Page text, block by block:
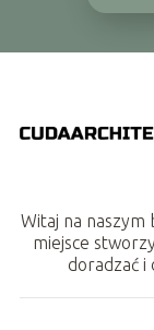
Witaj na naszym
miejsce
doradzać i